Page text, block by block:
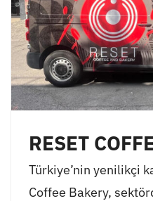
RESET
Türkiye’nin yenilikçi
Coffee Bakery,